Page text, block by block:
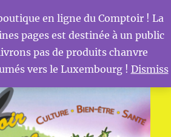
Chanvre
MENU
en ligne du Comptoir ! La
pages est destinée à un public
pas de produits chanvre
vers le Luxembourg ! Dismiss